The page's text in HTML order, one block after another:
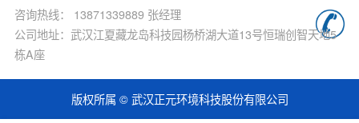
咨询热线： 13871339889 张经理
公司地址：武汉江夏藏龙岛科技园杨桥湖大道13号恒瑞创智天地5
栋A座
版权所属 © 武汉正元环境科技股份有限公司